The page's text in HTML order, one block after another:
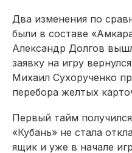
Два изменения по
были в составе
Александр Долгов
заявку на игру
Михаил Сухорученко
перебора желтых
Первый тайм
«Кубань» не стала
ящик и уже в начале